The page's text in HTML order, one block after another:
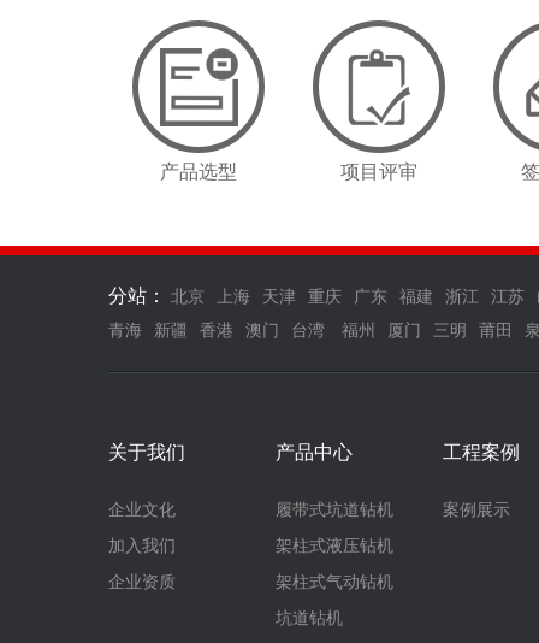
产品选型 项目评审
分站： 北京 上海 天津 重庆 广东 福建 浙江 江苏
青海
新疆 香港 澳门 台湾 福州 厦门 三明 莆田
关于我们
企业文化
加入我们
企业资质
产品中心
履带式坑道钻机
架柱式液压钻机
架柱式气动钻机
坑道钻机
工程案例
案例展示